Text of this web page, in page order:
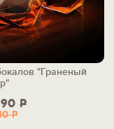
Р
Р
"Граненый